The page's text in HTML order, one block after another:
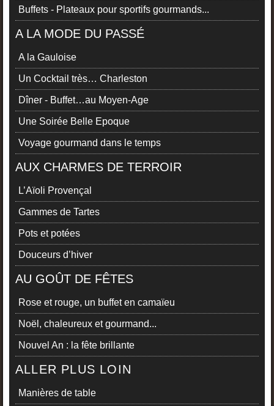
Buffets - Plateaux pour sportifs gourmands...
A LA MODE DU PASSÉ
A la Gauloise
Un Cocktail très… Charleston
Dîner - Buffet…au Moyen-Age
Une Soirée Belle Epoque
Voyage gourmand dans le temps
AUX CHARMES DE TERROIR
L’Aïoli Provençal
Gammes de Tartes
Pots et potées
Douceurs d’hiver
AU GOÛT DE FÊTES
Rose et rouge, un buffet en camaïeu
Noël, chaleureux et gourmand...
Nouvel An : la fête brillante
ALLER PLUS LOIN
Manières de table